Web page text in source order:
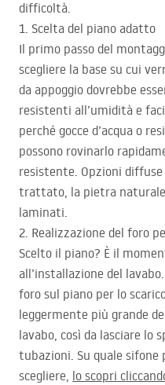
difficoltà.
1. Scelta del piano adatto
Il primo passo del
scegliere la base su cui
da appoggio dovrebbe
resistenti all’umidità e
perché gocce d’acqua o
possono rovinarlo
resistente. Opzioni
trattato, la pietra
laminati.
2. Realizzazione del foro
Scelto il piano? È il
all’installazione del
foro sul piano per lo
leggermente più grande
lavabo, così da lasciare lo
tubazioni. Su quale sifone
scegliere, lo scopri